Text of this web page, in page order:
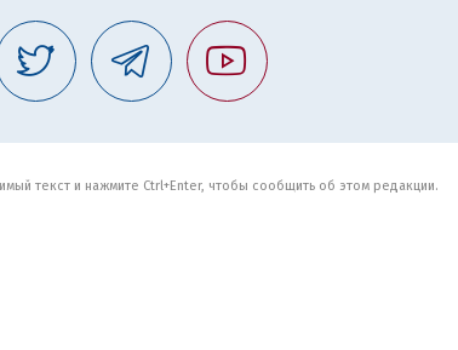
текст и нажмите Ctrl+Enter, чтобы сообщить об этом редакции.